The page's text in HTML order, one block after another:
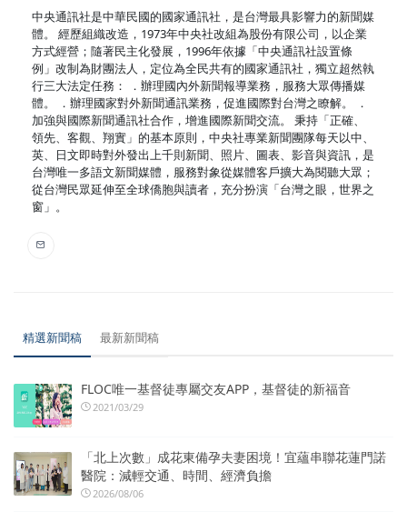
中央通訊社是中華民國的國家通訊社，是台灣最具影響力的新聞媒
體。 經歷組織改造，1973年中央社改組為股份有限公司，以企業
方式經營；隨著民主化發展，1996年依據「中央通訊社設置條
例」改制為財團法人，定位為全民共有的國家通訊社，獨立超然執
行三大法定任務： ．辦理國內外新聞報導業務，服務大眾傳播媒
體。 ．辦理國家對外新聞通訊業務，促進國際對台灣之瞭解。 ．
加強與國際新聞通訊社合作，增進國際新聞交流。 秉持「正確、
領先、客觀、翔實」的基本原則，中央社專業新聞團隊每天以中、
英、日文即時對外發出上千則新聞、照片、圖表、影音與資訊，是
台灣唯一多語文新聞媒體，服務對象從媒體客戶擴大為閱聽大眾；
從台灣民眾延伸至全球僑胞與讀者，充分扮演「台灣之眼，世界之
窗」。
精選新聞稿 最新新聞稿
FLOC唯一基督徒專屬交友APP，基督徒的新福音
2021/03/29
「北上次數」成花東備孕夫妻困境！宜蘊串聯花蓮門諾
醫院：減輕交通、時間、經濟負擔
2026/08/06